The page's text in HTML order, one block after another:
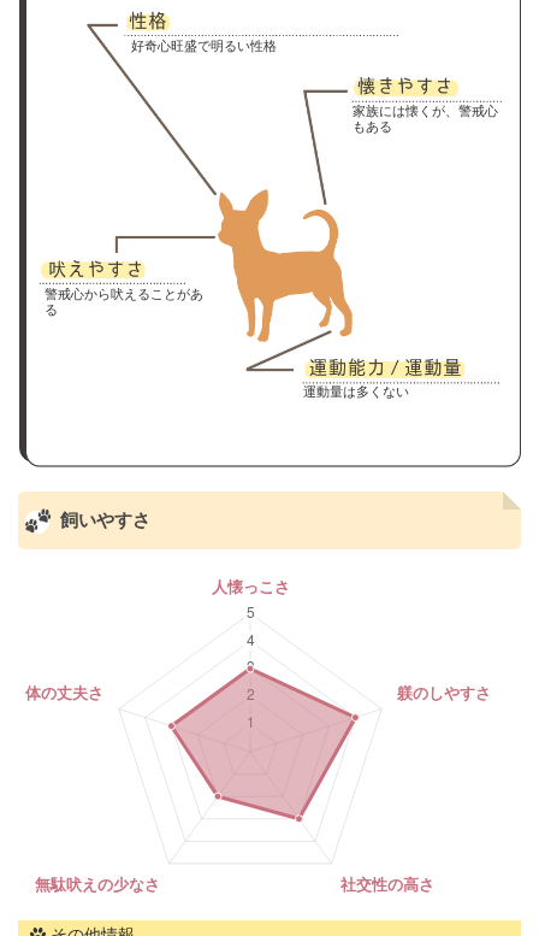
好奇心旺盛で明るい性格
家族には懐くが、警戒心
もある
警戒心から吠えることがあ
る
運動量は多くない
飼いやすさ